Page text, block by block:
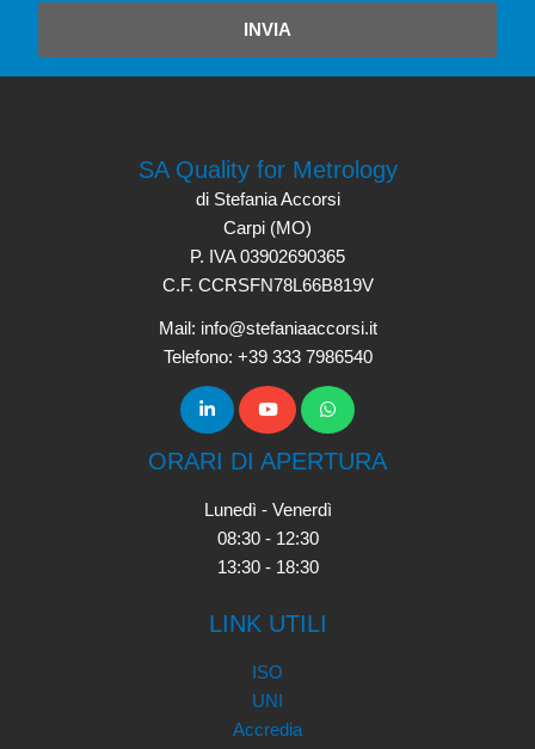
INVIA
SA Quality for Metrology
di Stefania Accorsi
Carpi (MO)
P. IVA 03902690365
C.F. CCRSFN78L66B819V
Mail: info@stefaniaaccorsi.it
Telefono: +39 333 7986540
ORARI DI APERTURA
Lunedì - Venerdì
08:30 - 12:30
13:30 - 18:30
LINK UTILI
ISO
UNI
Accredia